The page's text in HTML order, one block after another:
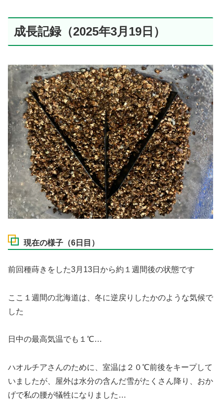
成長記録（2025年3月19日）
現在の様子（6日目）
前回種蒔きをした3月13日から約１週間後の状態です
ここ１週間の北海道は、冬に逆戻りしたかのような気候で
した
日中の最高気温でも１℃…
ハオルチアさんのために、室温は２０℃前後をキープして
いましたが、屋外は水分の含んだ雪がたくさん降り、おか
げで私の腰が犠牲になりました…